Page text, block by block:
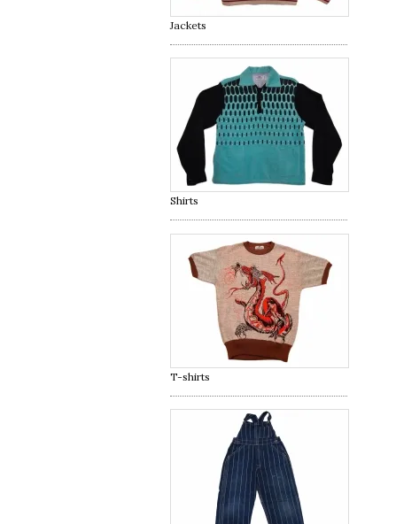
Jackets
Shirts
T-shirts